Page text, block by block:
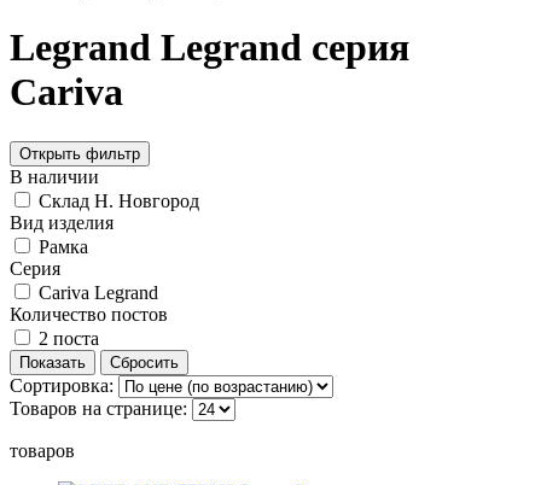
Legrand Legrand серия
Cariva
Открыть фильтр
В наличии
Склад Н. Новгород
Вид изделия
Рамка
Серия
Cariva Legrand
Количество постов
2 поста
Сортировка:
Товаров на странице:
товаров